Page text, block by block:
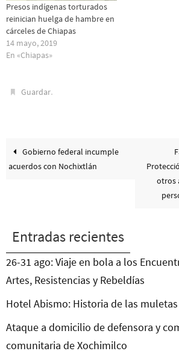
Presos indígenas torturados
reinician huelga de hambre en
cárceles de Chiapas
14 mayo, 2019
En «Chiapas»
Guardar.
Gobierno federal incumple
acuerdos con Nochixtlán
otros
Entradas recientes
26-31 ago: Viaje en bola a los
Artes, Resistencias y Rebeldías
Hotel Abismo: Historia de las muletas
Ataque a domicilio de defensora y
comunitaria de Xochimilco